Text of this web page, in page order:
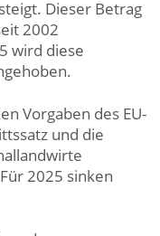
Dieser Betrag
2002
wird diese
Vorgaben des EU-
und die
2025 sinken